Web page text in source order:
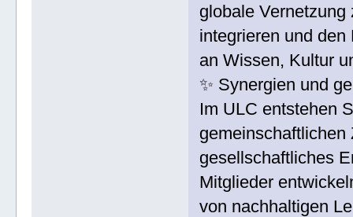
globale
integrieren und
an Wissen, Kultur
✨ Synergien und
Im ULC entstehen
gesellschaftliches
Mitglieder
von nachhaltigen